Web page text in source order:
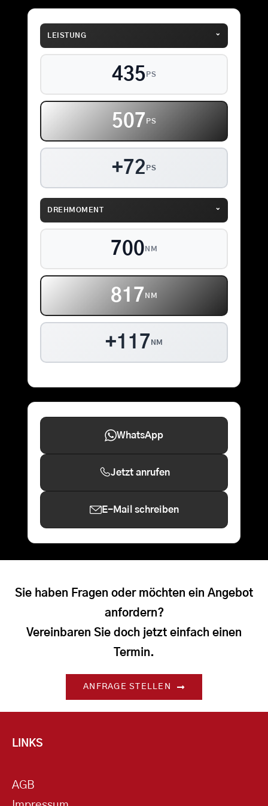
LEISTUNG ⌄
435 PS
507 PS
+72 PS
DREHMOMENT ⌄
700 NM
817 NM
+117 NM
WhatsApp
Jetzt anrufen
E-Mail schreiben
Sie haben Fragen oder möchten ein Angebot
anfordern?
Vereinbaren Sie doch jetzt einfach einen
Termin.
ANFRAGE STELLEN
LINKS
AGB